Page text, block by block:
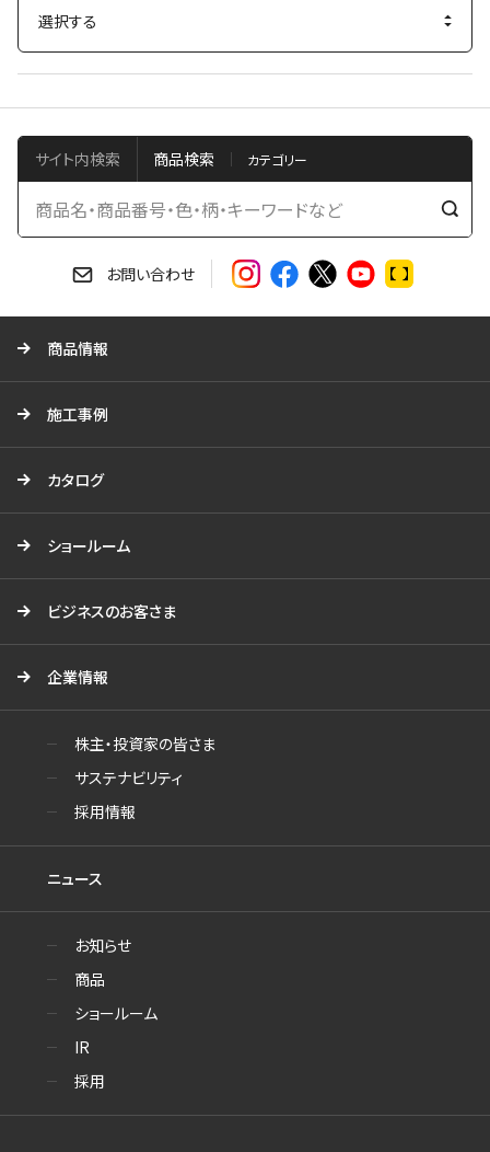
サイト内検索 商品検索
検
お問い合わせ
商品情報
施工事例
カタログ
ショールーム
ビジネスのお客さま
企業情報
株主・投資家の皆さま
サステナビリティ
採用情報
ニュース
お知らせ
商品
ショールーム
IR
採用